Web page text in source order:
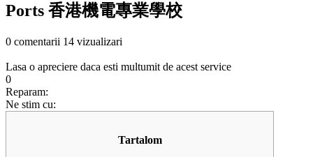
Ports 香港機電專業學校
0 comentarii 14 vizualizari
Lasa o apreciere daca esti multumit de acest service
0
Reparam:
Ne stim cu:
Tartalom